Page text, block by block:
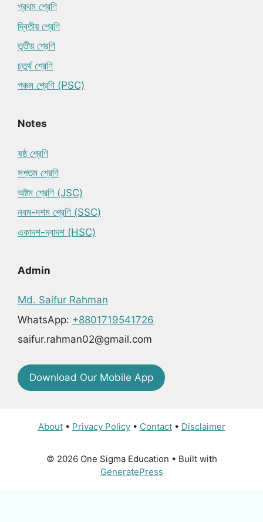
প্রথম শ্রেণি
দ্বিতীয় শ্রেণি
তৃতীয় শ্রেণি
চতুর্থ শ্রেণি
পঞ্চম শ্রেণি (PSC)
Notes
ষষ্ঠ শ্রেণি
সপ্তম শ্রেণি
অষ্টম শ্রেণি (JSC)
নবম-দশম শ্রেণি (SSC)
একাদশ-দ্বাদশ (HSC)
Admin
Md. Saifur Rahman
WhatsApp: +8801719541726
saifur.rahman02@gmail.com
Download Our Mobile App
About• Privacy Policy• Contact• Disclaimer
© 2026 One Sigma Education • Built with
GeneratePress